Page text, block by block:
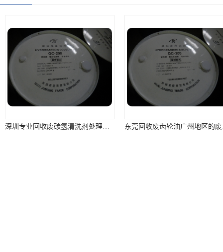
深圳专业回收废碳氢清洗剂处理利用 东